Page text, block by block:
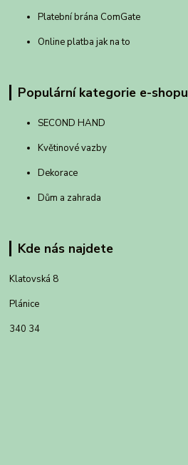
Platební brána ComGate
Online platba jak na to
Populární kategorie e-shopu
SECOND HAND
Květinové vazby
Dekorace
Dům a zahrada
Kde nás najdete
Klatovská 8
Plánice
340 34